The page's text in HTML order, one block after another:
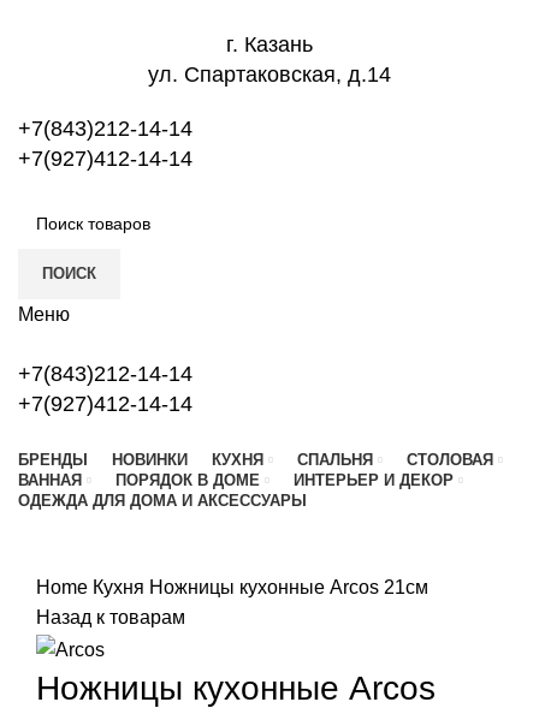
г. Казань
ул. Спартаковская, д.14
+7(843)212-14-14
+7(927)412-14-14
ПОИСК
Меню
+7(843)212-14-14
+7(927)412-14-14
БРЕНДЫ НОВИНКИ КУХНЯ СПАЛЬНЯ
СТОЛОВАЯ
ВАННАЯ
ПОРЯДОК В ДОМЕ
ИНТЕРЬЕР И ДЕКОР
ОДЕЖДА ДЛЯ ДОМА И АКСЕССУАРЫ
Home Кухня Ножницы кухонные Arcos 21см
Назад к товарам
Ножницы кухонные Arcos